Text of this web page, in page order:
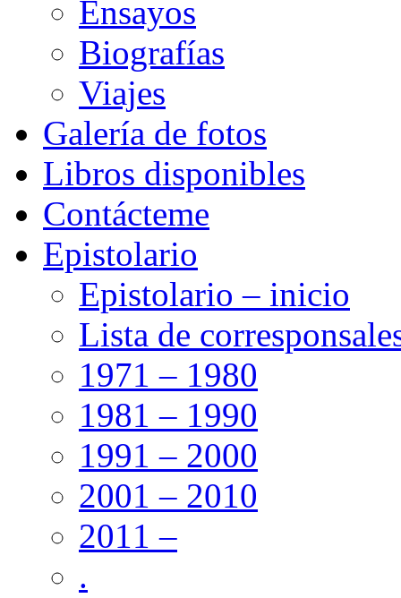
Ensayos
Biografías
Viajes
Galería de fotos
Libros disponibles
Contácteme
Epistolario
Epistolario – inicio
Lista de
1971 – 1980
1981 – 1990
1991 – 2000
2001 – 2010
2011 –
.